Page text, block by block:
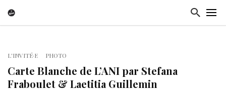
L'INVITÉ·E PHOTO
Carte Blanche de L’ANI par Stefana
Fraboulet & Laetitia Guillemin